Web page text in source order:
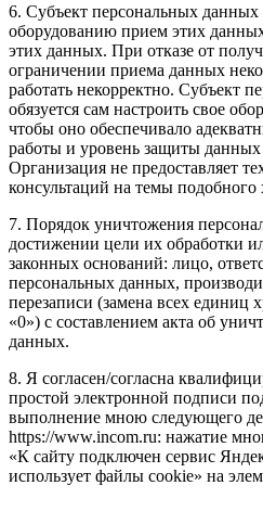
6. Субъект персональных данных
оборудованию прием этих
этих данных. При отказе от
ограничении приема данных
работать некорректно. Субъект
обязуется сам настроить свое
чтобы оно обеспечивало
работы и уровень защиты
Организация не предоставляет
консультаций на темы подобного
7. Порядок уничтожения
достижении цели их обработки
законных оснований: лицо,
персональных данных,
перезаписи (замена всех единиц
«0») с составлением акта об
данных.
8. Я согласен/согласна
простой электронной подписи
выполнение мною следующего
https://www.incom.ru: нажатие
«К сайту подключен сервис
использует файлы cookie» на